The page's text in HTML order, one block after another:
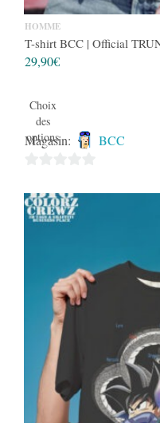
HOMME
T-shirt BCC | Official
29,90€
Choix
des
options
Magasin: BCC
sur
5